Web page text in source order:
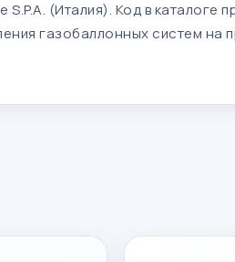
(Италия). Код в каталоге
газобаллонных систем на